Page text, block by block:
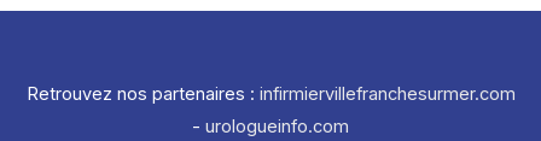
Retrouvez nos partenaires : infirmiervillefranchesurmer.com
- urologueinfo.com